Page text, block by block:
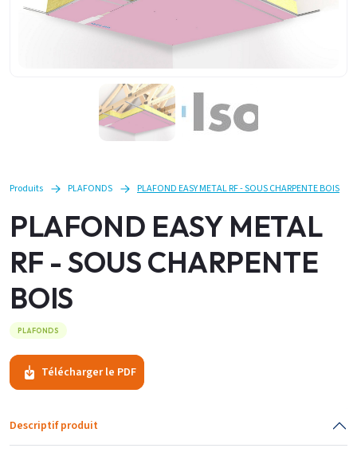
Produits PLAFONDS PLAFOND EASY METAL RF - SOUS CHARPENTE BOIS
PLAFOND EASY METAL
RF - SOUS CHARPENTE
BOIS
PLAFONDS
Télécharger le PDF
Descriptif produit